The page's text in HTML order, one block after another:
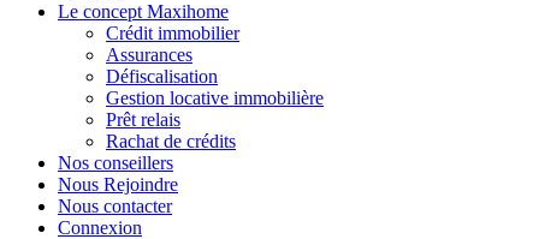
Le concept Maxihome
Crédit immobilier
Assurances
Défiscalisation
Gestion locative immobilière
Prêt relais
Rachat de crédits
Nos conseillers
Nous Rejoindre
Nous contacter
Connexion